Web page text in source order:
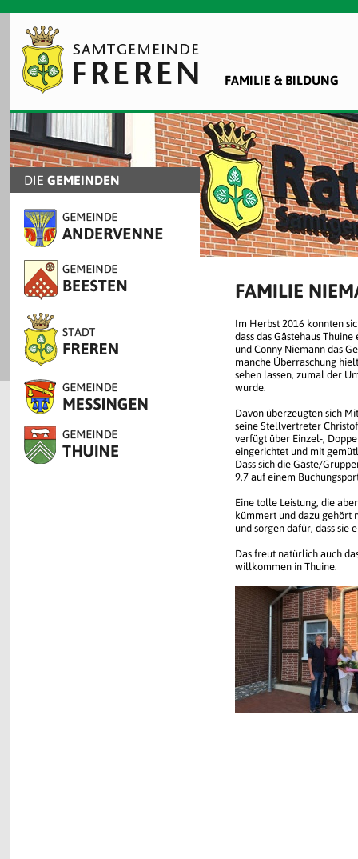
FAMILIE & BILDUNG
DIE GEMEINDEN
FAMILIE
Im Herbst 2016 konnten
dass das Gästehaus
und Conny Niemann das
manche Überraschung
sehen lassen, zumal der
wurde.
Davon überzeugten sich
seine Stellvertreter
verfügt über Einzel-,
eingerichtet und mit
Dass sich die Gäste/
9,7 auf einem
Eine tolle Leistung, die
kümmert und dazu gehört
und sorgen dafür, dass sie
Das freut natürlich auch
willkommen in Thuine.